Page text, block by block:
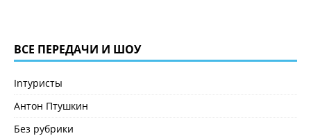
ВСЕ ПЕРЕДАЧИ И ШОУ
Inтуристы
Антон Птушкин
Без рубрики